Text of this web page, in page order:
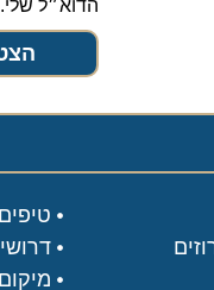
הדוא״ל שלי.
טיפים